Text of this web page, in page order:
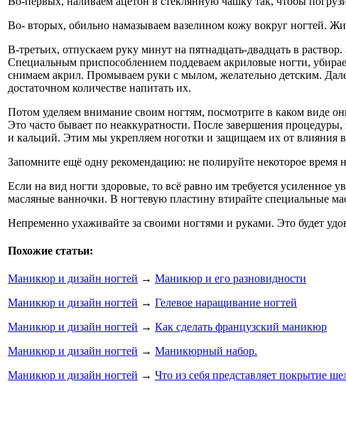
Во- вторых, обильно намазываем вазелином кожу вокруг ногтей.
В-третьих, отпускаем руку минут на пятнадцать-двадцать в
Специальным приспособлением поддеваем акриловые ногти,
снимаем акрил. Промываем руки с мылом, желательно детским.
достаточном количестве напитать их.
Потом уделяем внимание своим ногтям, посмотрите в каком виде
Это часто бывает по неаккуратности. После завершения
и кальций. Этим мы укрепляем ноготки и защищаем их от влияния
Запомните ещё одну рекомендацию: не полируйте некоторое время
Если на вид ногти здоровые, то всё равно им требуется
масляные ванночки. В ногтевую пластину втирайте специальные
Непременно ухаживайте за своими ногтями и руками. Это будет
Похожие статьи:
Маникюр и дизайн ногтей → Маникюр и его разновидности
Маникюр и дизайн ногтей → Гелевое наращивание ногтей
Маникюр и дизайн ногтей → Как сделать французский маникюр
Маникюр и дизайн ногтей → Маникюрный набор.
Маникюр и дизайн ногтей → Что из себя представляет покрытие